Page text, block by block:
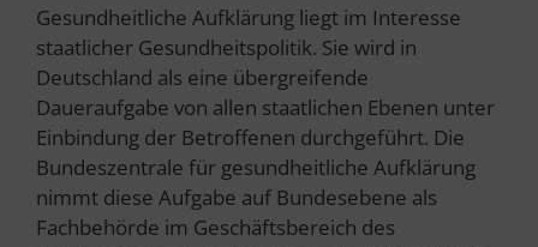
Gesundheitliche Aufklärung liegt im Interesse
staatlicher Gesundheitspolitik. Sie wird in
Deutschland als eine übergreifende
Daueraufgabe von allen staatlichen Ebenen unter
Einbindung der Betroffenen durchgeführt. Die
Bundeszentrale für gesundheitliche Aufklärung
nimmt diese Aufgabe auf Bundesebene als
Fachbehörde im Geschäftsbereich des